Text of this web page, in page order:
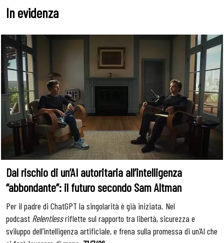
In evidenza
Dal rischio di un’AI autoritaria all’intelligenza
“abbondante”: il futuro secondo Sam Altman
Per il padre di ChatGPT la singolarità è già iniziata. Nel
podcast Relentlessriflette sul rapporto tra libertà, sicurezza e
sviluppo dell’intelligenza artificiale, e frena sulla promessa di un’AI che